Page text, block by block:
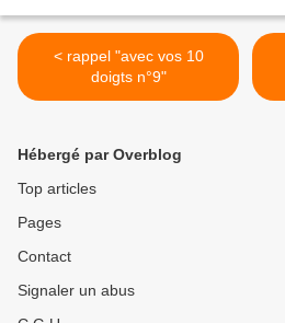
< rappel "avec vos 10
doigts n°9"
Hébergé par Overblog
Top articles
Pages
Contact
Signaler un abus